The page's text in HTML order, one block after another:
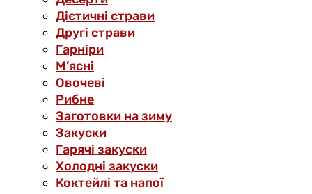
Дієтичні страви
Другі страви
Гарніри
М’ясні
Овочеві
Рибне
Заготовки на зиму
Закуски
Гарячі закуски
Холодні закуски
Коктейлі та напої